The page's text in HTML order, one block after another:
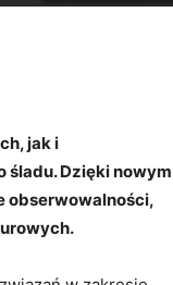
jak i
Dzięki nowym
obserwowalności,